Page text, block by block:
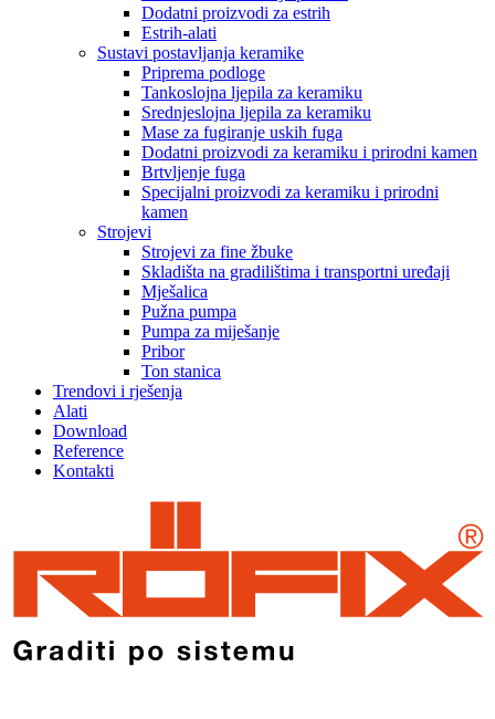
Dodatni proizvodi za estrih
Estrih-alati
Sustavi postavljanja keramike
Priprema podloge
Tankoslojna ljepila za keramiku
Srednjeslojna ljepila za keramiku
Mase za fugiranje uskih fuga
Dodatni proizvodi za keramiku i prirodni kamen
Brtvljenje fuga
Specijalni proizvodi za keramiku i prirodni
kamen
Strojevi
Strojevi za fine žbuke
Skladišta na gradilištima i transportni uređaji
Mješalica
Pužna pumpa
Pumpa za miješanje
Pribor
Ton stanica
Trendovi i rješenja
Alati
Download
Reference
Kontakti